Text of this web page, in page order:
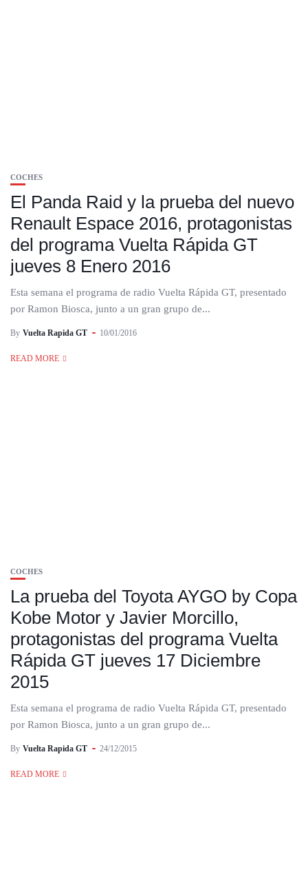
COCHES
El Panda Raid y la prueba del nuevo
Renault Espace 2016, protagonistas
del programa Vuelta Rápida GT
jueves 8 Enero 2016
Esta semana el programa de radio Vuelta Rápida GT, presentado
por Ramon Biosca, junto a un gran grupo de...
By Vuelta Rapida GT 10/01/2016
READ MORE
COCHES
La prueba del Toyota AYGO by Copa
Kobe Motor y Javier Morcillo,
protagonistas del programa Vuelta
Rápida GT jueves 17 Diciembre
2015
Esta semana el programa de radio Vuelta Rápida GT, presentado
por Ramon Biosca, junto a un gran grupo de...
By Vuelta Rapida GT 24/12/2015
READ MORE